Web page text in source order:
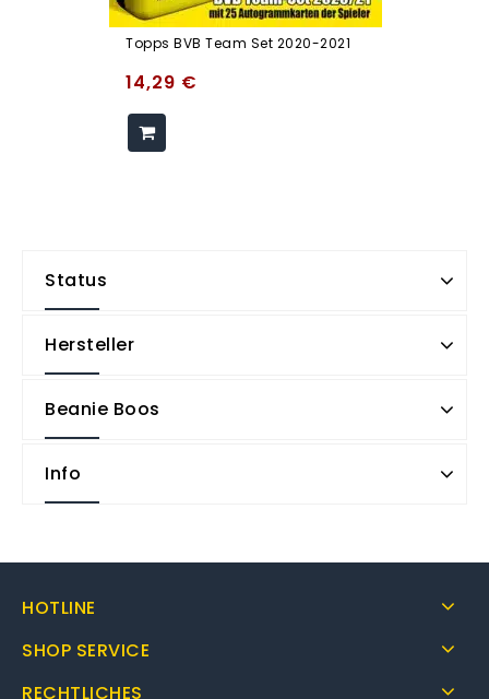
Topps BVB Team Set 2020-2021
14,29 €
Status
Hersteller
Beanie Boos
Info
HOTLINE
SHOP SERVICE
RECHTLICHES